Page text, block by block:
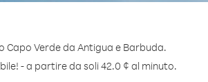
Verde da Antigua e Barbuda.
- a partire da soli 42.0 ¢ al minuto.